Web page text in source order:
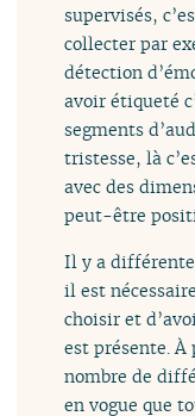
supervisés,
collecter par
détection
avoir étiqueté
segments
tristesse, là
avec des
peut-être
Il y a
il est
choisir et
est présente.
nombre de
en vogue que